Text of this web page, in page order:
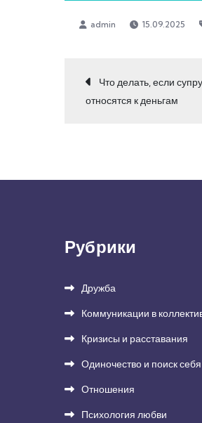
15.09.2025
Что делать, если
относятся к деньгам
Рубрики
Дружба
Коммуникации в
Кризисы и расставания
Одиночество и поиск себя
Отношения
Психология любви